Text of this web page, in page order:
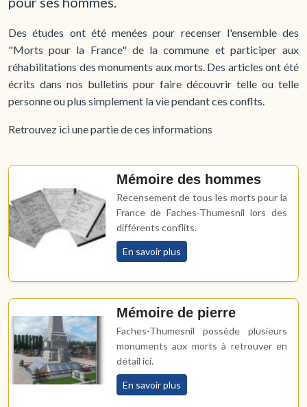
Des études ont été menées pour recenser l'ensemble des
"Morts pour la France" de la commune et participer aux
réhabilitations des monuments aux morts. Des articles ont été
écrits dans nos bulletins pour faire découvrir telle ou telle
personne ou plus simplement la vie pendant ces conflts.
Retrouvez ici une partie de ces informations
Mémoire des hommes
Recensement de tous les morts pour la
France de Faches-Thumesnil lors des
différents conflits.
En savoir plus
Mémoire de pierre
Faches-Thumesnil possède plusieurs
monuments aux morts à retrouver en
détail ici.
En savoir plus